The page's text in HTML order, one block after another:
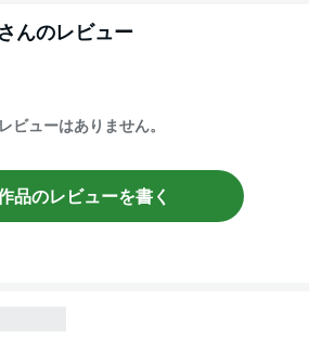
んのレビュー
ビューはありません。
品のレビューを書く